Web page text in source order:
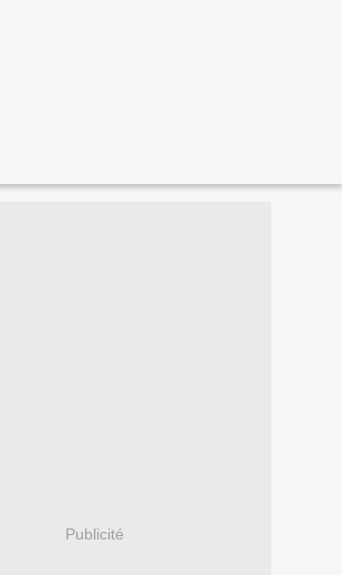
Publicité